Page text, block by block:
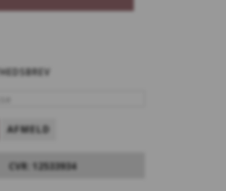
AFMELD
CVR: 12533934